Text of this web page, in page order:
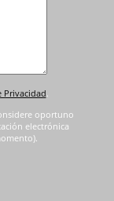
Privacidad
oportuno
electrónica